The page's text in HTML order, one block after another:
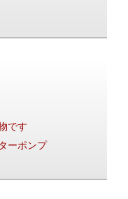
です
ーポンプ